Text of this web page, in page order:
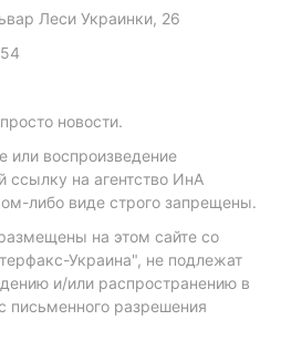
Леси Украинки, 26
новости.
или воспроизведение
на агентство ИнА
либо виде строго запрещены.
на этом сайте со
Украина", не подлежат
и/или распространению в
разрешения